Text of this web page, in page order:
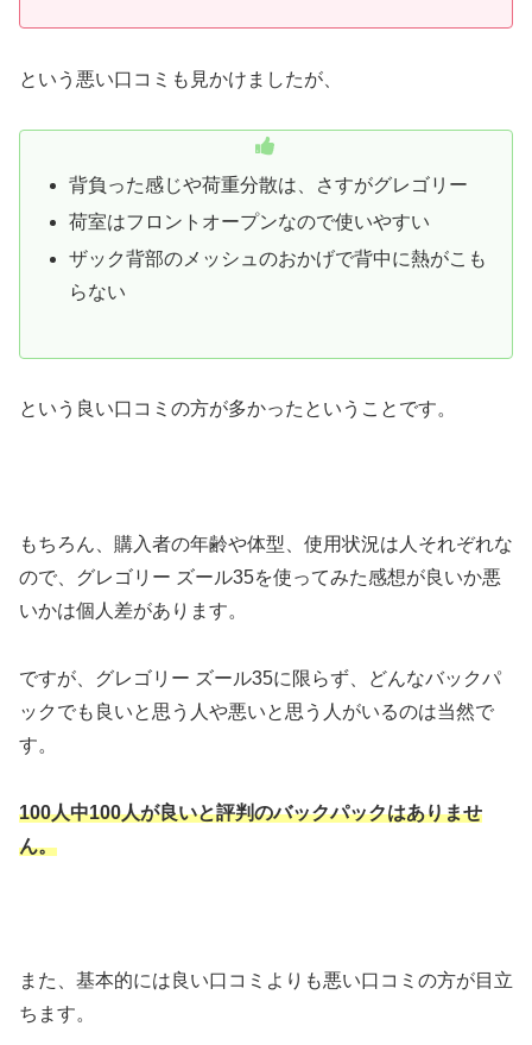
という悪い口コミも見かけましたが、
背負った感じや荷重分散は、さすがグレゴリー
荷室はフロントオープンなので使いやすい
ザック背部のメッシュのおかげで背中に熱がこも
らない
という良い口コミの方が多かったということです。
もちろん、購入者の年齢や体型、使用状況は人それぞれな
ので、グレゴリー ズール35を使ってみた感想が良いか悪
いかは個人差があります。
ですが、グレゴリー ズール35に限らず、どんなバックパ
ックでも良いと思う人や悪いと思う人がいるのは当然で
す。
100人中100人が良いと評判のバックパックはありませ
ん。
また、基本的には良い口コミよりも悪い口コミの方が目立
ちます。